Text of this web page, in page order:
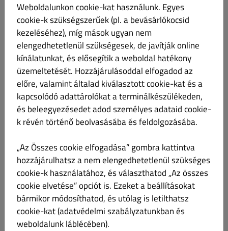
Zámoly
Ingyenes fent Ft 5,000.00
Ft 900.00 minden rendelésre
Lovasberény
Ft 900.00 minden rendelésre
Csákberény
Ft 900.00 minden rendelésre
Lujzamajor
Csákvár
Ingyenes minden rendelésre
Bodmér
Ft 900.00 minden rendelésre
Weboldalunkon cookie-kat használunk. Egyes
cookie-k szükségszerűek (pl. a bevásárlókocsid
kezeléséhez), míg mások ugyan nem
elengedhetetlenül szükségesek, de javítják online
kínálatunkat, és elősegítik a weboldal hatékony
üzemeltetését. Hozzájárulásoddal elfogadod az
előre, valamint általad kiválasztott cookie-kat és a
kapcsolódó adattárolókat a terminálkészülékeden,
és beleegyezésedet adod személyes adataid cookie-
k révén történő beolvasásába és feldolgozásába.
„Az Összes cookie elfogadása” gombra kattintva
hozzájárulhatsz a nem elengedhetetlenül szükséges
cookie-k használatához, és választhatod „Az összes
cookie elvetése” opciót is. Ezeket a beállításokat
bármikor módosíthatod, és utólag is letilthatsz
cookie-kat (adatvédelmi szabályzatunkban és
weboldalunk láblécében).